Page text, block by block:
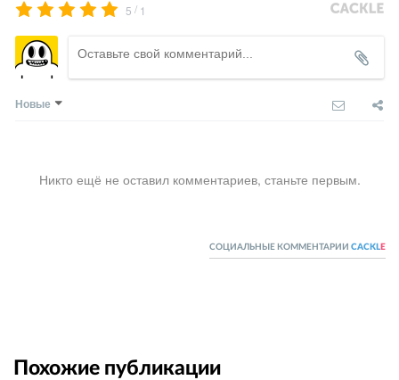
5 / 1
Новые
Никто ещё не оставил комментариев, станьте первым.
СОЦИАЛЬНЫЕ КОММЕНТАРИИ CACKL E
Похожие публикации